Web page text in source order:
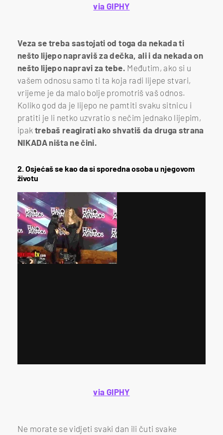
via GIPHY
Veza se treba sastojati od toga da nekada ti
nešto lijepo napraviš za dečka, ali i da nekada on
nešto lijepo napravi za tebe. Međutim, ako si u
vašem odnosu samo ti ta koja radi lijepe stvari,
vrijeme je da malo bolje promotriš vaš odnos.
Koliko god da je lijepo ne pamtiti svaku sitnicu i
pratiti je li netko uzvratio s nečim jednako lijepim,
ipak trebaš reagirati ako shvatiš da druga strana
NIKADA ništa ne čini.
2. Osjećaš se kao da si sporedna osoba u njegovom
životu
via GIPHY
Ne morate se vidjeti svaki dan ili čuti svake